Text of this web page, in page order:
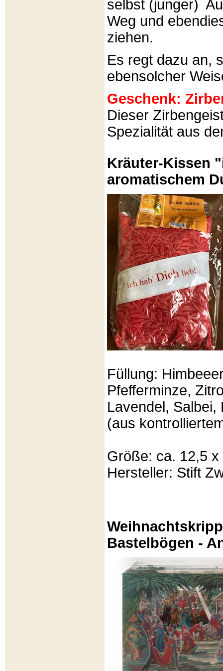
selbst (junger)
Weg und
ziehen.
Es regt dazu an,
ebensolcher
Geschenk:
Dieser
Spezialität aus
Kräuter-Kissen
aromatischem
Füllung:
Pfefferminze,
Lavendel, Salbei,
(aus
Größe: ca. 12,5 x
Hersteller: Stift
Bastelbögen -